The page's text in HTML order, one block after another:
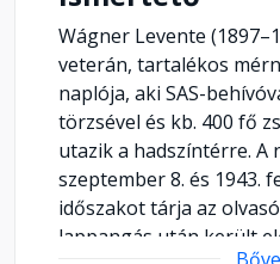
Wágner Levente
veterán, tartalékos
naplója, aki SAS-
törzsével és kb. 400 fő
utazik a hadszíntérre. A
szeptember 8. és 1943.
időszakot tárja az
lappangás után került